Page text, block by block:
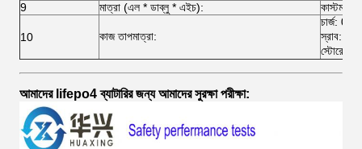
9
মাত্রা (এল * ডাব্লু * এইচ):
10 কাজ তাপমাত্রা:
চার্জ: 0
স্রাব: -
আমাদের lifepo4 ব্যাটারির জন্য আমাদের সুরক্ষা পরীক্ষা: